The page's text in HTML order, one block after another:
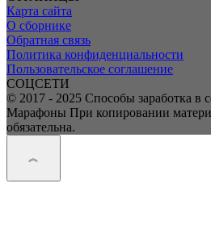
Карта сайта
О сборнике
Обратная связь
Политика конфиденциальности
Пользовательское соглашение
СОЦСЕТИ
© 2017 - 2025 Способы заработка в
Марафоны При копировании
обязательна.